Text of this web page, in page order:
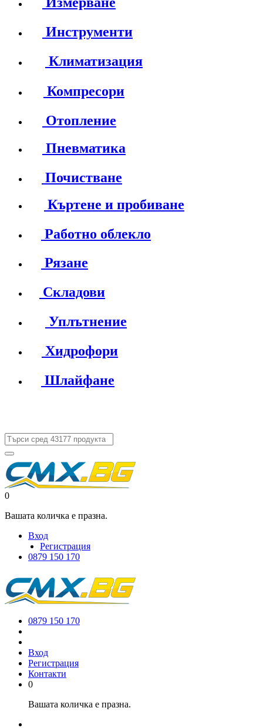
Инструменти
Климатизация
Компресори
Отопление
Пневматика
Почистване
Къртене и пробиване
Работно облекло
Рязане
Складови
Уплътнение
Хидрофори
Шлайфане
0
Вашата количка е празна.
Вход
Регистрация
0879 150 170
0879 150 170
Вход
Регистрация
Контакти
0
Вашата количка е празна.